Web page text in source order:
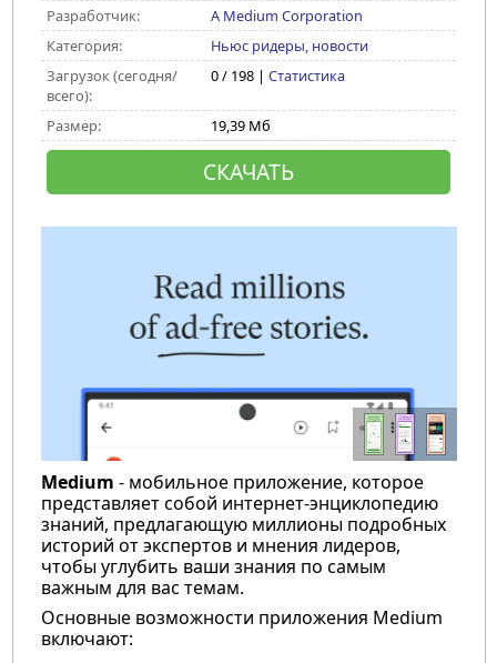
Разработчик:
A Medium Corporation
Категория:
Ньюс ридеры, новости
Загрузок (сегодня/
всего):
0 / 198 | Статистика
Размер: 19,39 Мб
СКАЧАТЬ
Medium - мобильное приложение, которое
представляет собой интернет-энциклопедию
знаний, предлагающую миллионы подробных
историй от экспертов и мнения лидеров,
чтобы углубить ваши знания по самым
важным для вас темам.
Основные возможности приложения Medium
включают: